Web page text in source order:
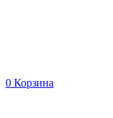
0 Корзина